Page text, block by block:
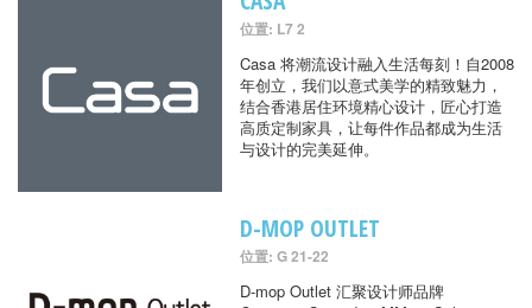
位置: L7 2
Casa 将潮流设计融入生活每刻！自2008
年创立，我们以意式美学的精致魅力，
结合香港居住环境精心设计，匠心打造
高质定制家具，让每件作品都成为生活
与设计的完美延伸。
D-MOP OUTLET
位置: G 21-22
D-mop Outlet 汇聚设计师品牌